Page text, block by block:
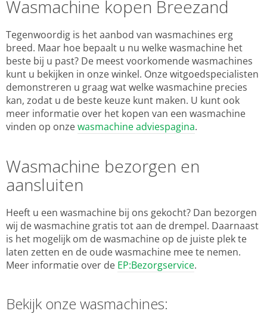
Wasmachine kopen Breezand
Tegenwoordig is het aanbod van wasmachines erg
breed. Maar hoe bepaalt u nu welke wasmachine het
beste bij u past? De meest voorkomende wasmachines
kunt u bekijken in onze winkel. Onze witgoedspecialisten
demonstreren u graag wat welke wasmachine precies
kan, zodat u de beste keuze kunt maken. U kunt ook
meer informatie over het kopen van een wasmachine
vinden op onzewasmachine adviespagina.
Wasmachine bezorgen en
aansluiten
Heeft u een wasmachine bij ons gekocht? Dan bezorgen
wij de wasmachine gratis tot aan de drempel. Daarnaast
is het mogelijk om de wasmachine op de juiste plek te
laten zetten en de oude wasmachine mee te nemen.
Meer informatie over de EP:Bezorgservice.
Bekijk onze wasmachines: